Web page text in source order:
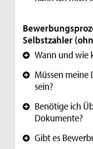
Selbstzahler
+ Wann und wie
+ Müssen
sein?
+ Benötige ich
Dokumente?
+ Gibt es